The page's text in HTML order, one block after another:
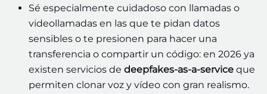
Sé especialmente cuidadoso con llamadas o
videollamadas en las que te pidan datos
sensibles o te presionen para hacer una
transferencia o compartir un código: en 2026 ya
existen servicios de deepfakes‑as‑a‑service que
permiten clonar voz y vídeo con gran realismo.